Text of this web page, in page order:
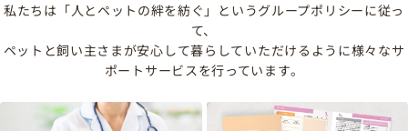
私たちは「人とペットの絆を紡ぐ」というグループポリシーに従っ
て、
ペットと飼い主さまが安心して暮らしていただけるように様々なサ
ポートサービスを行っています。